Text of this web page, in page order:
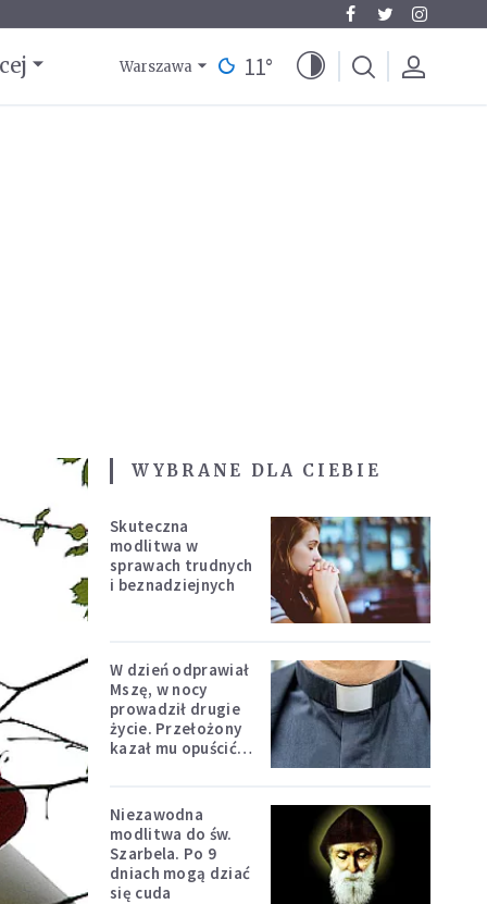
Warszawa 11°
WYBRANE DLA CIEBIE
Skuteczna
modlitwa w
sprawach trudnych
i beznadziejnych
W dzień odprawiał
Mszę, w nocy
prowadził drugie
życie. Przełożony
kazał mu opuścić
Niezawodna
modlitwa do św.
Szarbela. Po 9
dniach mogą dziać
się cuda